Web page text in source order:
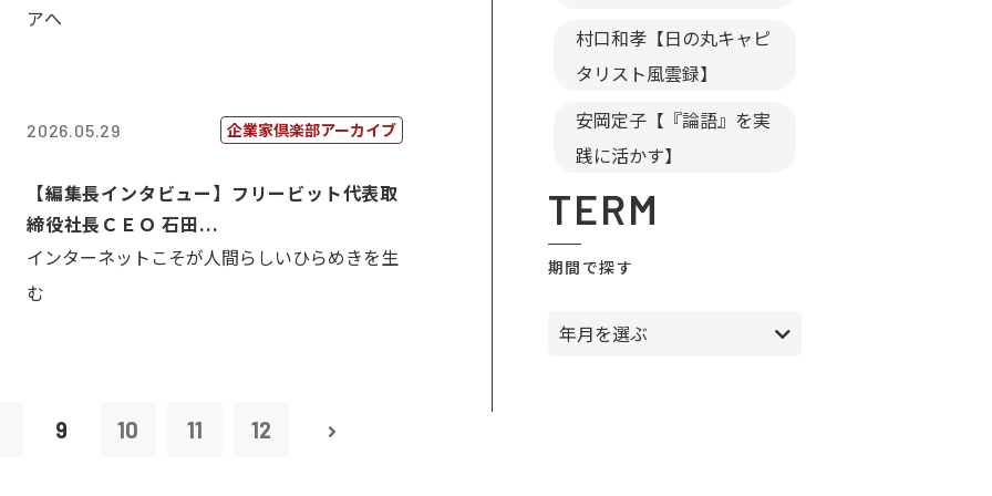
アへ
2026.05.29 企業家倶楽部アーカイブ
【編集長インタビュー】フリービット代表取
締役社長ＣＥＯ 石田...
インターネットこそが人間らしいひらめきを生
む
9 10 11 12
村口和孝【日の丸キャピ
タリスト風雲録】
安岡定子【『論語』を実
践に活かす】
TERM
期間で探す
年月を選ぶ